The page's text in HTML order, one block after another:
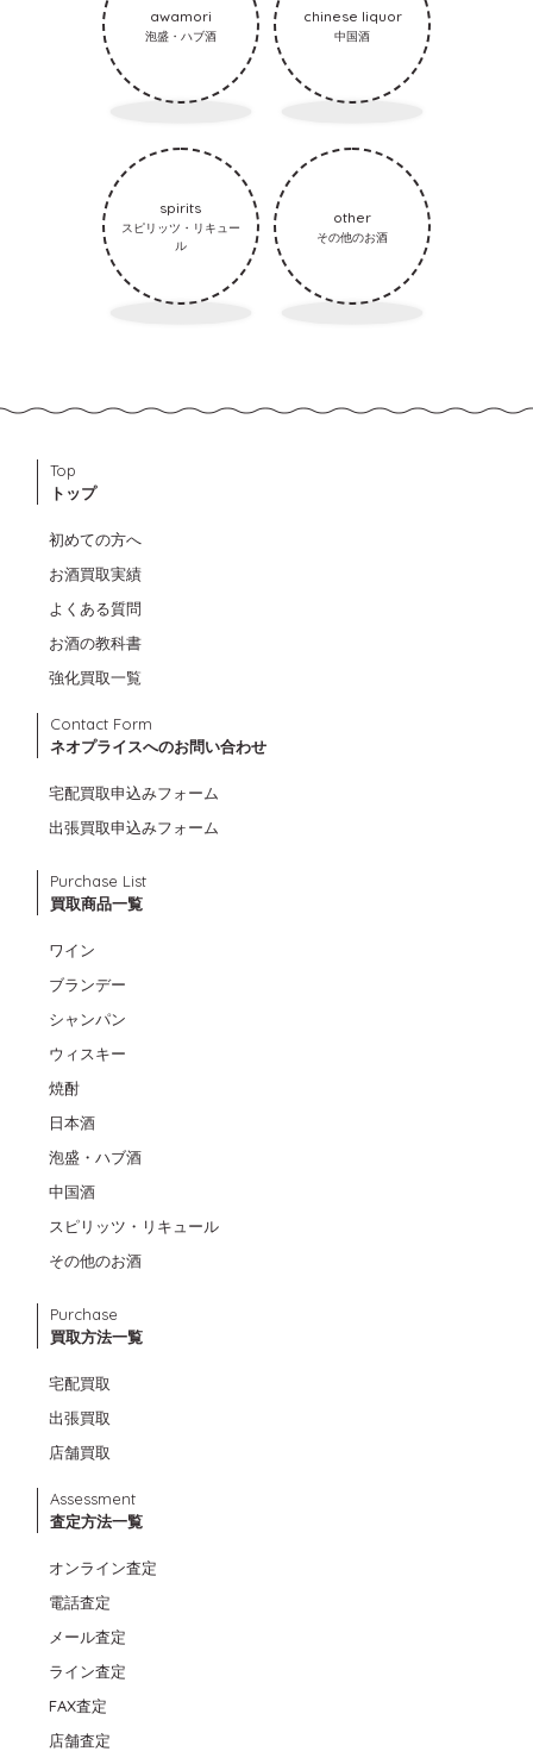
awamori
泡盛・ハブ酒
chinese liquor
中国酒
spirits
スピリッツ・リキュー
ル
other
その他のお酒
Top
トップ
初めての方へ
お酒買取実績
よくある質問
お酒の教科書
強化買取一覧
Contact Form
ネオプライスへのお問い合わせ
宅配買取申込みフォーム
出張買取申込みフォーム
Purchase List
買取商品一覧
ワイン
ブランデー
シャンパン
ウィスキー
焼酎
日本酒
泡盛・ハブ酒
中国酒
スピリッツ・リキュール
その他のお酒
Purchase
買取方法一覧
宅配買取
出張買取
店舗買取
Assessment
査定方法一覧
オンライン査定
電話査定
メール査定
ライン査定
FAX査定
店舗査定